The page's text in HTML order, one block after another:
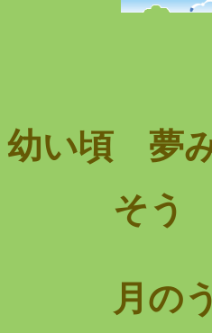
幼い頃 夢
そう あ
月のう